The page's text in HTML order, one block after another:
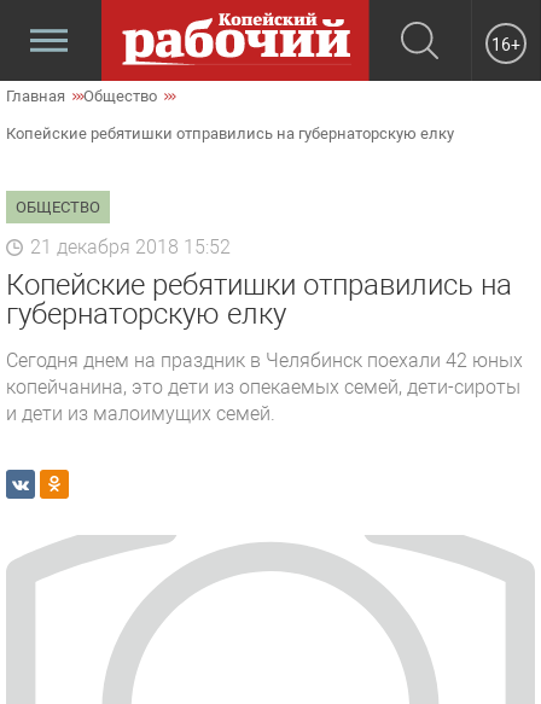
16+
Главная Общество
Копейские ребятишки отправились на губернаторскую елку
ОБЩЕСТВО
21 декабря 2018 15:52
Копейские ребятишки отправились на
губернаторскую елку
Сегодня днем на праздник в Челябинск поехали 42 юных
копейчанина, это дети из опекаемых семей, дети-сироты
и дети из малоимущих семей.